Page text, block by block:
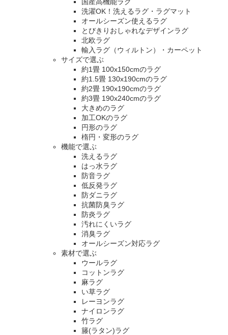
洗濯OK！洗えるラグ・ラグマット
オールシーズン使えるラグ
とびきりおしゃれなデザインラグ
北欧ラグ
輸入ラグ（ウィルトン）・カーペット
サイズで選ぶ
約1畳 100x150cmのラグ
約1.5畳 130x190cmのラグ
約2畳 190x190cmのラグ
約3畳 190x240cmのラグ
大きめのラグ
加工OKのラグ
円形のラグ
楕円・変形のラグ
機能で選ぶ
洗えるラグ
はっ水ラグ
防音ラグ
低反発ラグ
防ダニラグ
抗菌防臭ラグ
防炎ラグ
汚れにくいラグ
消臭ラグ
オールシーズン対応ラグ
素材で選ぶ
ウールラグ
コットンラグ
麻ラグ
い草ラグ
レーヨンラグ
ナイロンラグ
竹ラグ
籐(ラタン)ラグ